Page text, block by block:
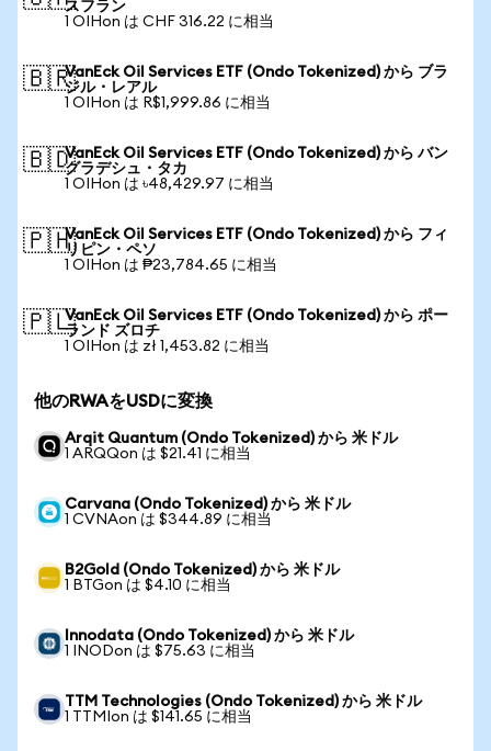
スフラン
1 OIHon は CHF 316.22 に相当
🇧🇷VanEck Oil Services ETF (Ondo Tokenized) から ブラ
ジル・レアル
1 OIHon は R$1,999.86 に相当
🇧🇩VanEck Oil Services ETF (Ondo Tokenized) から バン
グラデシュ・タカ
1 OIHon は ৳48,429.97 に相当
🇵🇭VanEck Oil Services ETF (Ondo Tokenized) から フィ
リピン・ペソ
1 OIHon は ₱23,784.65 に相当
🇵🇱VanEck Oil Services ETF (Ondo Tokenized) から ポー
ランド ズロチ
1 OIHon は zł 1,453.82 に相当
他のRWAをUSDに変換
Arqit Quantum (Ondo Tokenized) から 米ドル
1 ARQQon は $21.41 に相当
Carvana (Ondo Tokenized) から 米ドル
1 CVNAon は $344.89 に相当
B2Gold (Ondo Tokenized) から 米ドル
1 BTGon は $4.10 に相当
Innodata (Ondo Tokenized) から 米ドル
1 INODon は $75.63 に相当
TTM Technologies (Ondo Tokenized) から 米ドル
1 TTMIon は $141.65 に相当